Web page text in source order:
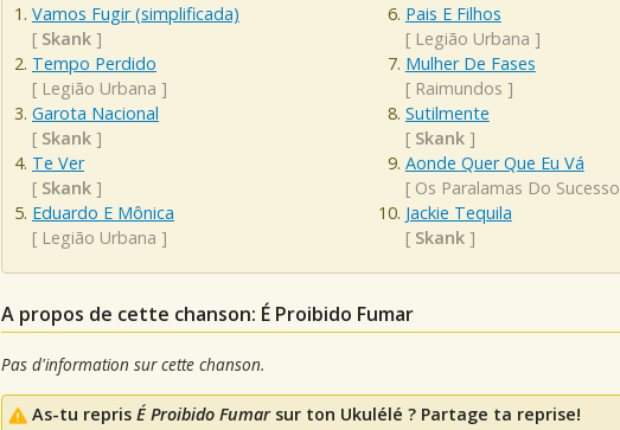
Vamos Fugir (simplificada)
[ Skank ]
Tempo Perdido
[ Legião Urbana ]
Garota Nacional
[ Skank ]
Te Ver
[ Skank ]
Eduardo E Mônica
[ Legião Urbana ]
Pais E Filhos
[ Legião Urbana ]
Mulher De Fases
[ Raimundos ]
Sutilmente
[ Skank]
Aonde Quer Que Eu Vá
[ Os Paralamas Do Sucesso
Jackie Tequila
[ Skank]
A propos de cette chanson: É Proibido Fumar
Pas d'information sur cette chanson.
As-tu repris É Proibido Fumarsur ton Ukulélé ? Partage ta reprise!